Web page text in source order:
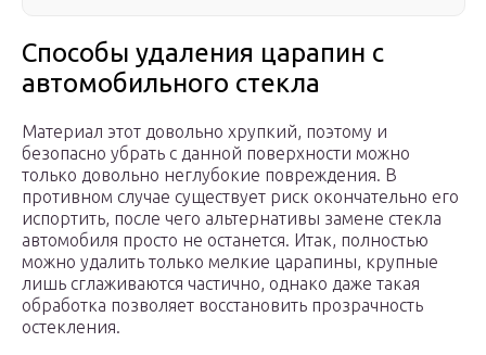
Способы удаления царапин с
автомобильного стекла
Материал этот довольно хрупкий, поэтому и
безопасно убрать с данной поверхности можно
только довольно неглубокие повреждения. В
противном случае существует риск окончательно его
испортить, после чего альтернативы замене стекла
автомобиля просто не останется. Итак, полностью
можно удалить только мелкие царапины, крупные
лишь сглаживаются частично, однако даже такая
обработка позволяет восстановить прозрачность
остекления.